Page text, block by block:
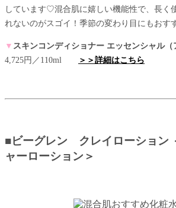
しています♡混合肌に嬉しい機能性で、長く
れないのがスゴイ！季節の変わり目にもおす
▼ スキンコンディショナー エッセンシャル（
4,725円／110ml
＞＞詳細はこちら
■ビーグレン クレイローション
ャーローション＞